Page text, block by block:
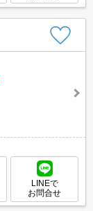
LINEで
お問合せ